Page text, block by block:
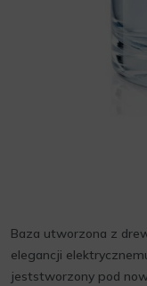
Baza utworzona z
elegancji
jeststworzony pod